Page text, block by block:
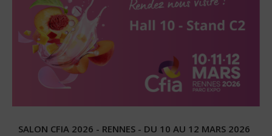
SALON CFIA 2026 - RENNES - DU 10 AU 12 MARS 2026